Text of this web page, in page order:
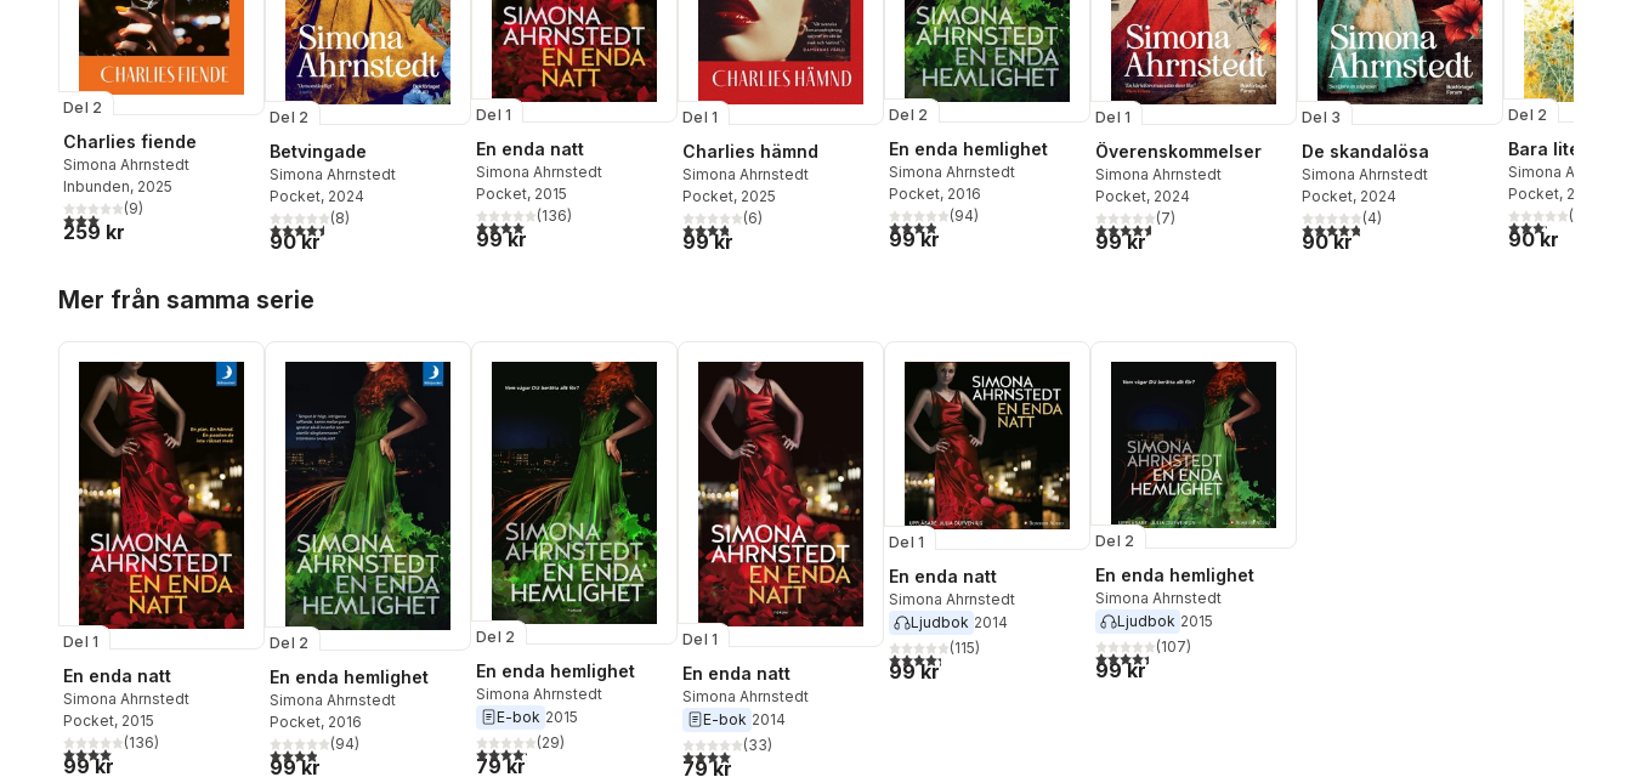
Del 2
Charlies fiende
Simona Ahrnstedt
Inbunden, 2025
3,0utav 5 stjärnor. Totalt antal röster:
(9)
259 kr
Del 2
Betvingade
Simona Ahrnstedt
Pocket, 2024
4,5utav 5 stjärnor. Totalt antal röster:
(8)
90 kr
Del 1
En enda natt
Simona Ahrnstedt
Pocket, 2015
4,0utav 5 stjärnor. Totalt antal röster:
(136)
99 kr
Del 1
Charlies hämnd
Simona Ahrnstedt
Pocket, 2025
3,8utav 5 stjärnor. Totalt antal röster:
(6)
99 kr
Del 2
En enda hemlighet
Simona Ahrnstedt
Pocket, 2016
3,9utav 5 stjärnor. Totalt antal röster:
(94)
99 kr
Del 1
Överenskommelser
Simona Ahrnstedt
Pocket, 2024
4,6utav 5 stjärnor. Totalt antal röster:
(7)
99 kr
Del 3
De skandalösa
Simona Ahrnstedt
Pocket, 2024
4,8utav 5 stjärnor. Totalt antal röster:
(4)
90 kr
Del 2
Bara lite till
Simona
Pocket, 2020
3,2utav 5(
90 kr
Mer från samma serie
Del 1
En enda natt
Simona Ahrnstedt
Pocket, 2015
4,0utav 5 stjärnor. Totalt antal röster:
(136)
99 kr
Del 2
En enda hemlighet
Simona Ahrnstedt
Pocket, 2016
3,9utav 5 stjärnor. Totalt antal röster:
(94)
99 kr
Del 2
En enda hemlighet
Simona Ahrnstedt
E-bok 2015
4,2utav 5 stjärnor. Totalt antal röster:
(29)
79 kr
Del 1
En enda natt
Simona Ahrnstedt
E-bok 2014
4,0utav 5 stjärnor. Totalt antal röster:
(33)
79 kr
Del 1
En enda natt
Simona Ahrnstedt
Ljudbok 2014
4,3utav 5 stjärnor. Totalt antal röster:
(115)
99 kr
Del 2
En enda hemlighet
Simona Ahrnstedt
Ljudbok 2015
4,4utav 5 stjärnor. Totalt antal röster:
(107)
99 kr